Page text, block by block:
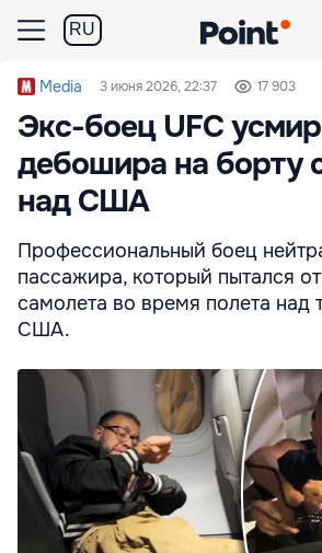
RU
Media 3 июня 2026, 22:37 17 903
Экс-боец UFC
дебошира на борту
над США
Профессиональный боец
пассажира, который пытался
самолета во время полета над
США.